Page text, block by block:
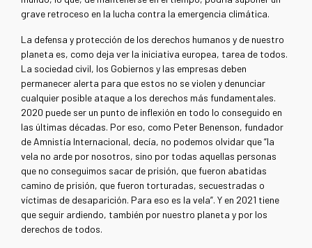
grave retroceso en la lucha contra la emergencia climática.
La defensa y protección de los derechos humanos y de nuestro
planeta es, como deja ver la iniciativa europea, tarea de todos.
La sociedad civil, los Gobiernos y las empresas deben
permanecer alerta para que estos no se violen y denunciar
cualquier posible ataque a los derechos más fundamentales.
2020 puede ser un punto de inflexión en todo lo conseguido en
las últimas décadas. Por eso, como Peter Benenson, fundador
de Amnistía Internacional, decía, no podemos olvidar que “la
vela no arde por nosotros, sino por todas aquellas personas
que no conseguimos sacar de prisión, que fueron abatidas
camino de prisión, que fueron torturadas, secuestradas o
víctimas de desaparición. Para eso es la vela”. Y en 2021 tiene
que seguir ardiendo, también por nuestro planeta y por los
derechos de todos.